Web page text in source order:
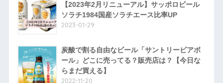
【2023年2月リニューアル】サッポロビール
ソラチ1984国産ソラチエース比率UP
2023-01-29
炭酸で割る自由なビール「サントリービアボ
ール」どこに売ってる？販売店は？【今日な
らまだ買える】
2022-11-20